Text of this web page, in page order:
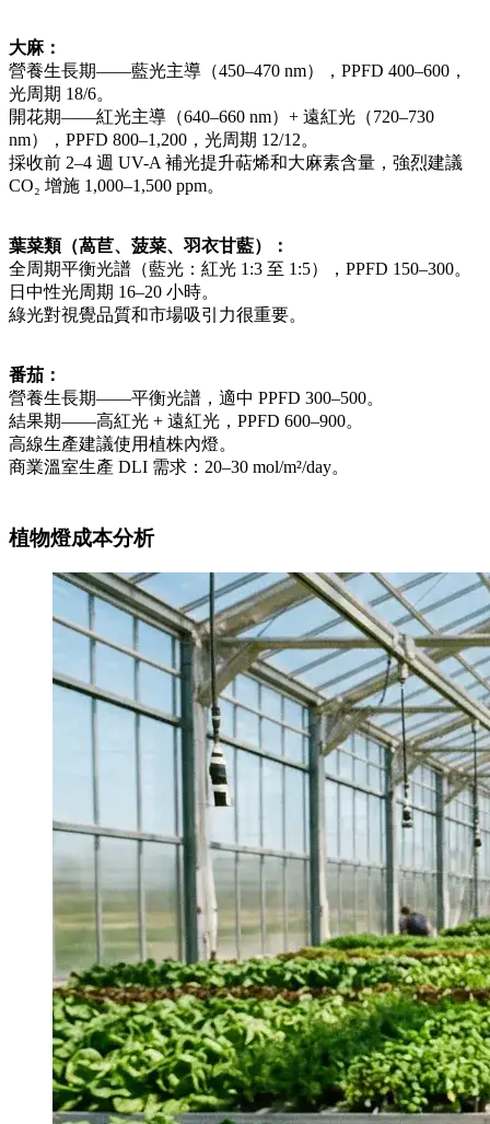
大麻：
營養生長期——藍光主導（450–470 nm），PPFD 400–600，
光周期 18/6。
開花期——紅光主導（640–660 nm）+ 遠紅光（720–730
nm），PPFD 800–1,200，光周期 12/12。
採收前 2–4 週 UV-A 補光提升萜烯和大麻素含量，強烈建議
CO₂ 增施 1,000–1,500 ppm。
葉菜類（萵苣、菠菜、羽衣甘藍）：
全周期平衡光譜（藍光：紅光 1:3 至 1:5），PPFD 150–300。
日中性光周期 16–20 小時。
綠光對視覺品質和市場吸引力很重要。
番茄：
營養生長期——平衡光譜，適中 PPFD 300–500。
結果期——高紅光 + 遠紅光，PPFD 600–900。
高線生產建議使用植株內燈。
商業溫室生產 DLI 需求：20–30 mol/m²/day。
植物燈成本分析